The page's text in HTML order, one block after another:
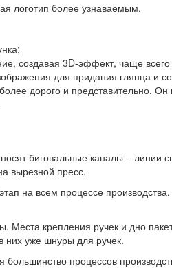
логотип более узнаваемым.
создавая 3D-эффект, чаще
для придания глянца и
дорого и представительно. Он
биговальные каналы – линии
вырезной пресс.
на всем процессе
Места крепления ручек и дно
них уже шнуры для ручек.
процессов